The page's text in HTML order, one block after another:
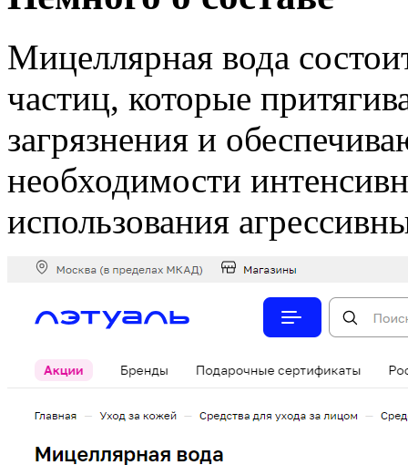
Мицеллярная вода
частиц, которые
загрязнения и
необходимости
использования